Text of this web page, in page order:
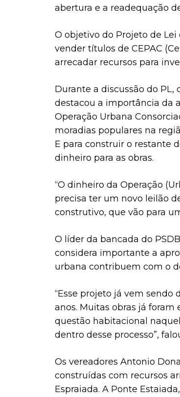
abertura e a readequação
O objetivo do Projeto de
vender títulos de CEPAC
arrecadar recursos para
Durante a discussão do PL,
destacou a importância da
Operação Urbana
moradias populares na
E para construir o restante
dinheiro para as obras.
“O dinheiro da Operação
precisa ter um novo leilão
construtivo, que vão para
O líder da bancada do
considera importante a
urbana contribuem com o
“Esse projeto já vem
anos. Muitas obras já foram
questão habitacional
dentro desse processo”,
Os vereadores Antonio
construídas com recursos
Espraiada. A Ponte